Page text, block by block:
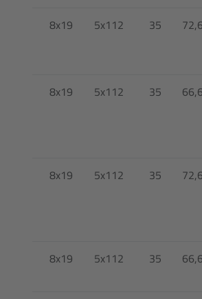
8x19 5x112 35 72,6
8x19 5x112 35 66,6
8x19 5x112 35 72,6
8x19 5x112 35 66,6